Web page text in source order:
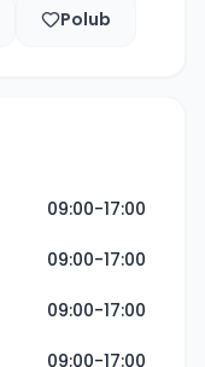
Polub
09:00-17:00
09:00-17:00
09:00-17:00
09:00-17:00